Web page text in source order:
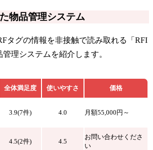
物品管理システム
タグの情報を非接触で読み取れる「RFI
理システムを紹介します。
全体満足度 使いやすさ 価格
3.9(7件) 4.0 月額55,000円～
4.5(2件) 4.5
お問い合わせくださ
い